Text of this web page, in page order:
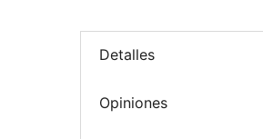
Detalles
Opiniones